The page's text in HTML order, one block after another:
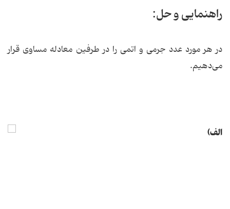
راهنمایی و حل:
در هر مورد عدد جرمی و اتمی را در طرفین معادله مساوی قرار
می‌دهیم.
الف)